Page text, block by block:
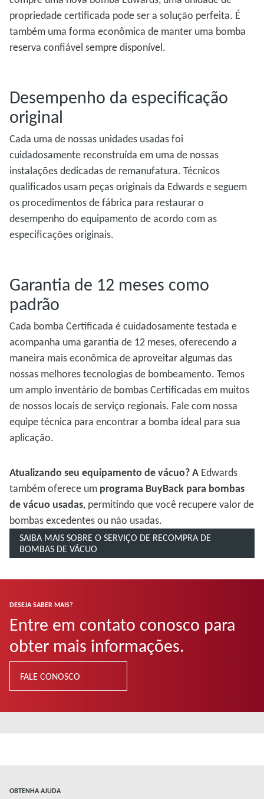
propriedade certificada pode ser a solução perfeita. É
também uma forma econômica de manter uma bomba
reserva confiável sempre disponível.
Desempenho da especificação
original
Cada uma de nossas unidades usadas foi
cuidadosamente reconstruída em uma de nossas
instalações dedicadas de remanufatura. Técnicos
qualificados usam peças originais da Edwards e seguem
os procedimentos de fábrica para restaurar o
desempenho do equipamento de acordo com as
especificações originais.
Garantia de 12 meses como
padrão
Cada bomba Certificada é cuidadosamente testada e
acompanha uma garantia de 12 meses, oferecendo a
maneira mais econômica de aproveitar algumas das
nossas melhores tecnologias de bombeamento. Temos
um amplo inventário de bombas Certificadas em muitos
de nossos locais de serviço regionais. Fale com nossa
equipe técnica para encontrar a bomba ideal para sua
aplicação.
Atualizando seu equipamento de vácuo? A Edwards
também oferece um programa BuyBack para bombas
de vácuo usadas, permitindo que você recupere valor de
bombas excedentes ou não usadas.
SAIBA MAIS SOBRE O SERVIÇO DE RECOMPRA DE
BOMBAS DE VÁCUO
DESEJA SABER MAIS?
Entre em contato conosco para
obter mais informações.
FALE CONOSCO
OBTENHA AJUDA